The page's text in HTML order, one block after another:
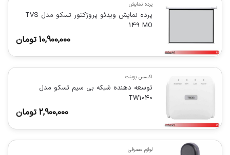
پرده نمایش
پرده نمایش ویدئو پروژکتور تسکو مدل TVS
149 MO
10,900,000 تومان
اکسس پوینت
توسعه دهنده شبکه بی سیم تسکو مدل
TW1040
2,900,000 تومان
لوازم مصرفی